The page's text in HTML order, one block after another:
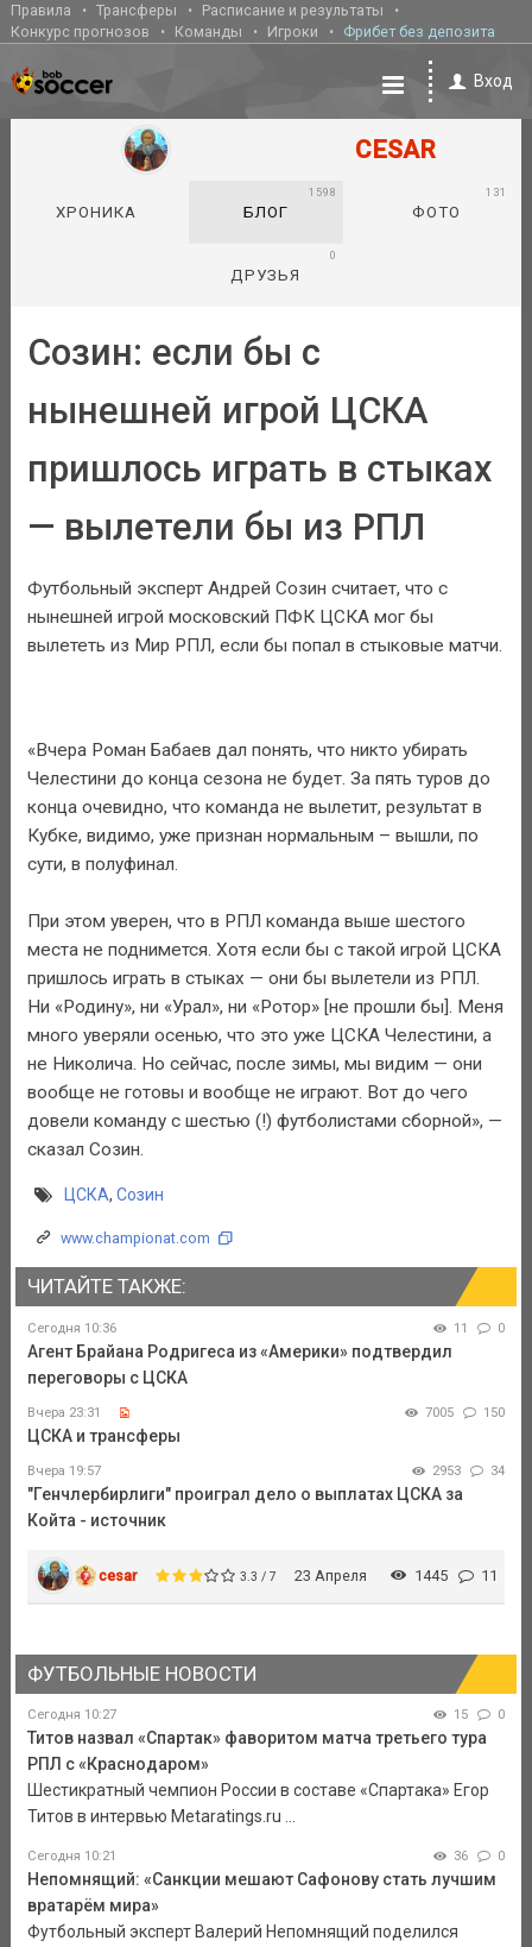
Правила Трансферы
Расписание и результаты
Конкурс прогнозов
Команды Игроки Фрибет без депозита
Вход
CESAR
ХРОНИКА БЛОГ
1598
ФОТО
131
ДРУЗЬЯ
0
Созин: если бы с
нынешней игрой ЦСКА
пришлось играть в стыках
— вылетели бы из РПЛ
Футбольный эксперт Андрей Созин считает, что с
нынешней игрой московский ПФК ЦСКА мог бы
вылететь из Мир РПЛ, если бы попал в стыковые матчи.
«Вчера Роман Бабаев дал понять, что никто убирать
Челестини до конца сезона не будет. За пять туров до
конца очевидно, что команда не вылетит, результат в
Кубке, видимо, уже признан нормальным – вышли, по
сути, в полуфинал.
При этом уверен, что в РПЛ команда выше шестого
места не поднимется. Хотя если бы с такой игрой ЦСКА
пришлось играть в стыках — они бы вылетели из РПЛ.
Ни «Родину», ни «Урал», ни «Ротор» [не прошли бы]. Меня
много уверяли осенью, что это уже ЦСКА Челестини, а
не Николича. Но сейчас, после зимы, мы видим — они
вообще не готовы и вообще не играют. Вот до чего
довели команду с шестью (!) футболистами сборной», —
сказал Созин.
ЦСКА, Созин
www.championat.com
ЧИТАЙТЕ ТАКЖЕ:
Сегодня 10:36 11 0
Агент Брайана Родригеса из «Америки» подтвердил
переговоры с ЦСКА
Вчера 23:31 7005 150
ЦСКА и трансферы
Вчера 19:57 2953 34
"Генчлербирлиги" проиграл дело о выплатах ЦСКА за
Койта - источник
cesar 3.3 / 7 23 Апреля 1445 11
ФУТБОЛЬНЫЕ НОВОСТИ
Сегодня 10:27 15 0
Титов назвал «Спартак» фаворитом матча третьего тура
РПЛ с «Краснодаром»
Шестикратный чемпион России в составе «Спартака» Егор
Титов в интервью Metaratings.ru ...
Сегодня 10:21 36 0
Непомнящий: «Санкции мешают Сафонову стать лучшим
вратарём мира»
Футбольный эксперт Валерий Непомнящий поделился